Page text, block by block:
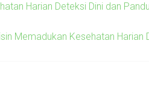
Harian Deteksi Dini dan
Memadukan Kesehatan Harian